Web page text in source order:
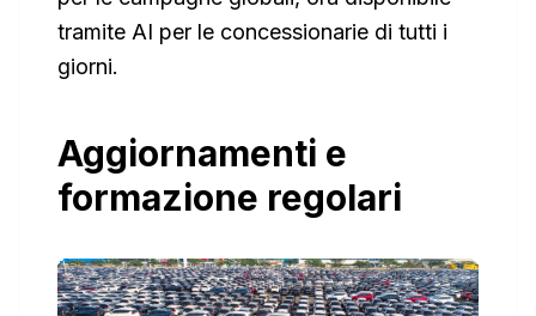
tramite AI per le concessionarie di tutti i
giorni.
Aggiornamenti e
formazione regolari